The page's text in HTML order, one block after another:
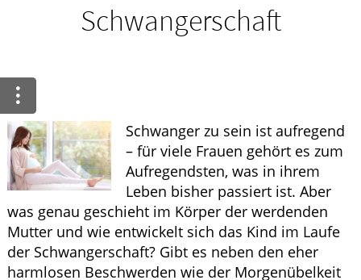
GESUND IM ALTER
ELTERN UND KIND
Schwangerschaft
Schwanger zu sein ist aufregend
– für viele Frauen gehört es zum
Aufregendsten, was in ihrem
Leben bisher passiert ist. Aber
was genau geschieht im Körper der werdenden
Mutter und wie entwickelt sich das Kind im Laufe
der Schwangerschaft? Gibt es neben den eher
harmlosen Beschwerden wie der Morgenübelkeit